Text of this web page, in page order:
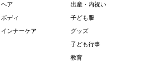
ヘア
ボディ
インナーケア
出産・内祝い
子ども服
グッズ
子ども行事
教育